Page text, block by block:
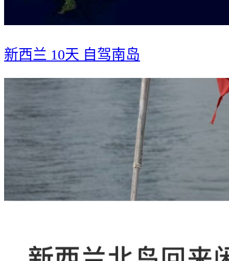
新西兰 10天 自驾南岛